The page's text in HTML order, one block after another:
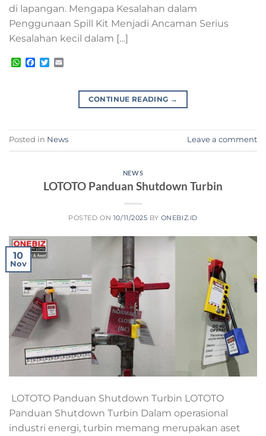
di lapangan. Mengapa Kesalahan dalam
Penggunaan Spill Kit Menjadi Ancaman Serius
Kesalahan kecil dalam […]
WhatsApp
Facebook
Twitter
CONTINUE READING →
Posted in News Leave a comment
NEWS
LOTOTO Panduan Shutdown Turbin
POSTED ON 10/11/2025 BY ONEBIZ.ID
10
Nov
LOTOTO Panduan Shutdown Turbin LOTOTO
Panduan Shutdown Turbin Dalam operasional
industri energi, turbin memang merupakan aset